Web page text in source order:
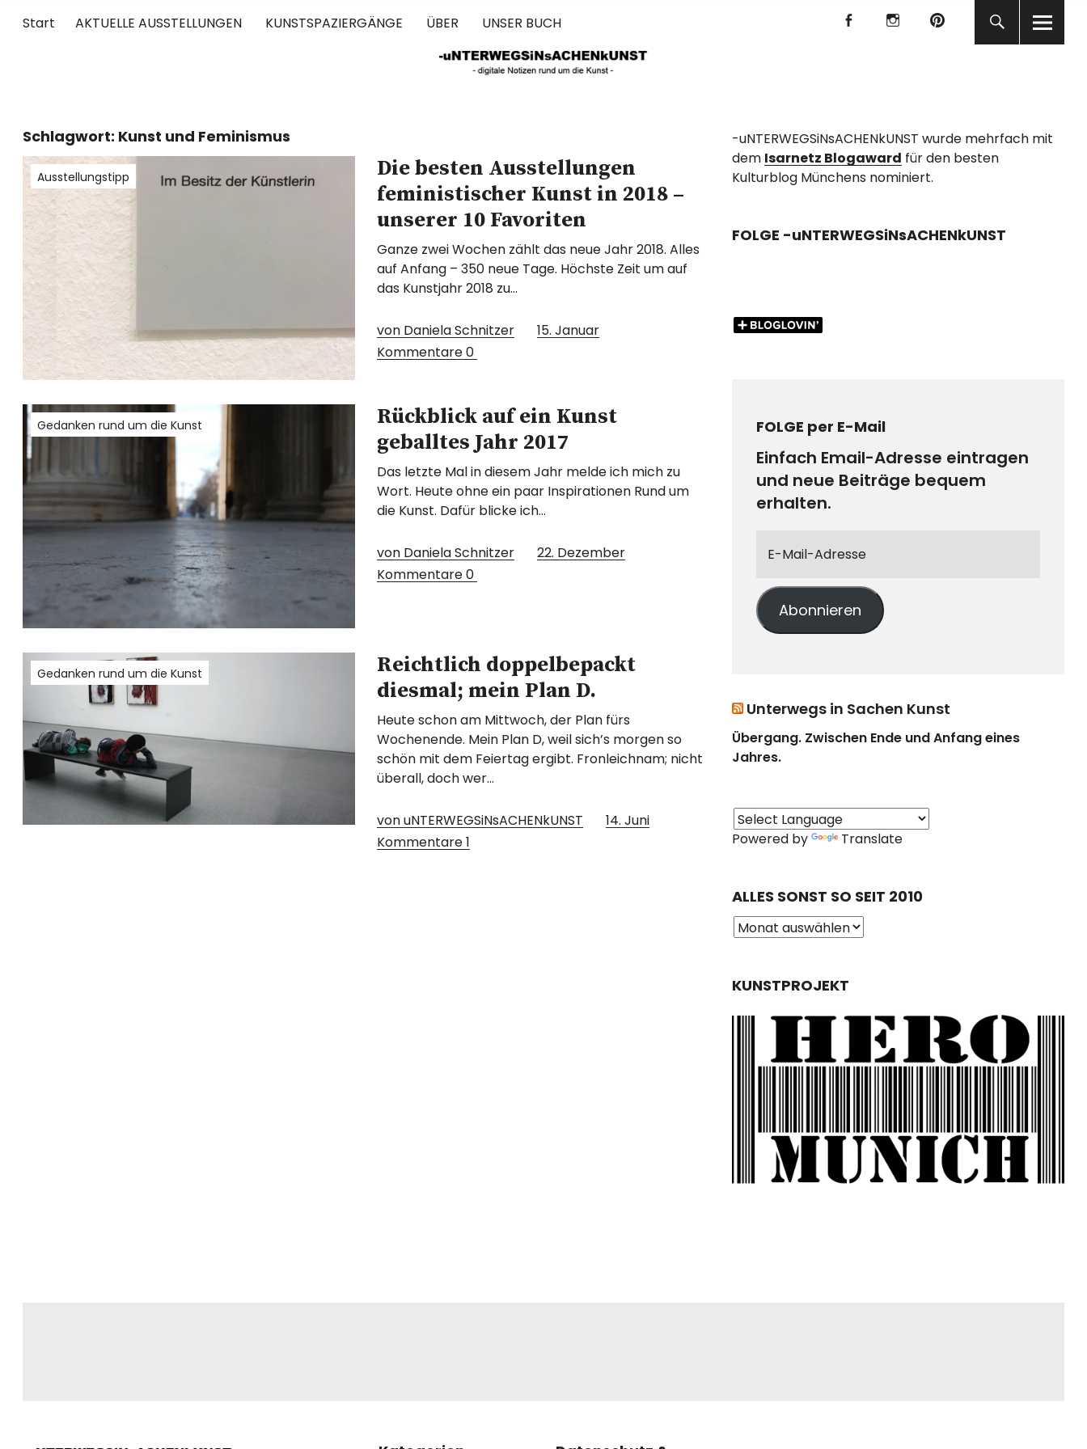
Start AKTUELLE AUSSTELLUNGEN KUNSTSPAZIERGÄNGE ÜBER UNSER BUCH
UNTERWEGS IN SACHEN KUNST
f I P
Schlagwort: Kunst und Feminismus
Ausstellungstipp
Die besten Ausstellungen
feministischer Kunst in 2018 –
unserer 10 Favoriten
Ganze zwei Wochen zählt das neue Jahr 2018. Alles
auf Anfang – 350 neue Tage. Höchste Zeit um auf
das Kunstjahr 2018 zu…
von Daniela Schnitzer
15. Januar
Kommentare0
Gedanken rund um die Kunst
Rückblick auf ein Kunst
geballtes Jahr 2017
Das letzte Mal in diesem Jahr melde ich mich zu
Wort. Heute ohne ein paar Inspirationen Rund um
die Kunst. Dafür blicke ich…
von Daniela Schnitzer
22. Dezember
Kommentare0
Gedanken rund um die Kunst
Reichtlich doppelbepackt
diesmal; mein Plan D.
Heute schon am Mittwoch, der Plan fürs
Wochenende. Mein Plan D, weil sich’s morgen so
schön mit dem Feiertag ergibt. Fronleichnam; nicht
überall, doch wer…
von uNTERWEGSiNsACHENkUNST
14. Juni
Kommentare1
-uNTERWEGSiNsACHENkUNST wurde mehrfach mit
dem Isarnetz Blogaward für den besten
Kulturblog Münchens nominiert.
FOLGE -uNTERWEGSiNsACHENkUNST
FOLGE per E-Mail
Einfach Email-Adresse eintragen
und neue Beiträge bequem
erhalten.
Abonnieren
Unterwegs in Sachen Kunst
Übergang. Zwischen Ende und Anfang eines
Jahres.
Powered by Translate
ALLES SONST SO SEIT 2010
KUNSTPROJEKT